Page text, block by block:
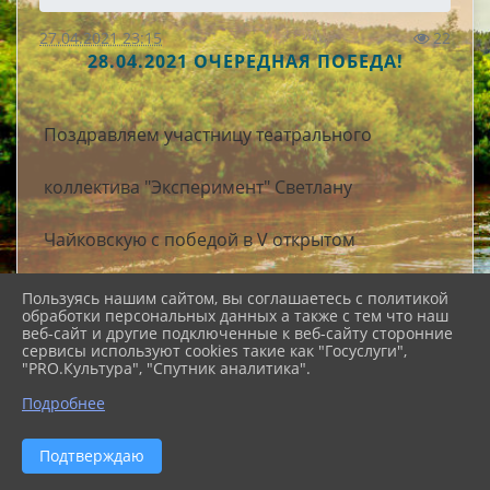
27.04.2021 23:15 22
28.04.2021 ОЧЕРЕДНАЯ ПОБЕДА!
Поздравляем участницу театрального
коллектива "Эксперимент" Светлану
Чайковскую с победой в V открытом
фестивале-конкурсе патриотической песни и
художественного слова, посвящённого
памяти генерала армии, дважды героя
Советского Союза Ивана Даниловича
Пользуясь нашим сайтом, вы соглашаетесь с политикой
обработки персональных данных а также с тем что наш
веб-сайт и другие подключенные к веб-сайту сторонние
сервисы используют cookies такие как "Госуслуги",
"PRO.Культура", "Спутник аналитика".
Подробнее
Подтверждаю